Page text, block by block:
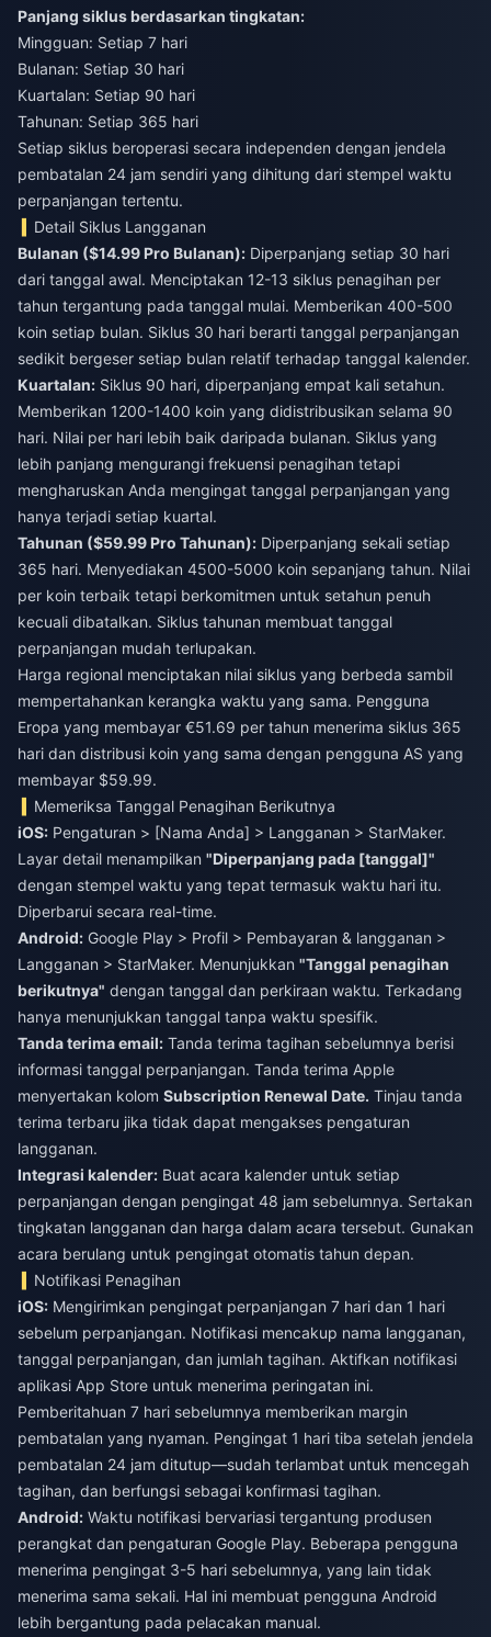
Panjang siklus berdasarkan tingkatan:
Mingguan: Setiap 7 hari
Bulanan: Setiap 30 hari
Kuartalan: Setiap 90 hari
Tahunan: Setiap 365 hari
Setiap siklus beroperasi secara independen dengan jendela
pembatalan 24 jam sendiri yang dihitung dari stempel waktu
perpanjangan tertentu.
Detail Siklus Langganan
Bulanan ($14.99 Pro Bulanan): Diperpanjang setiap 30 hari
dari tanggal awal. Menciptakan 12-13 siklus penagihan per
tahun tergantung pada tanggal mulai. Memberikan 400-500
koin setiap bulan. Siklus 30 hari berarti tanggal perpanjangan
sedikit bergeser setiap bulan relatif terhadap tanggal kalender.
Kuartalan: Siklus 90 hari, diperpanjang empat kali setahun.
Memberikan 1200-1400 koin yang didistribusikan selama 90
hari. Nilai per hari lebih baik daripada bulanan. Siklus yang
lebih panjang mengurangi frekuensi penagihan tetapi
mengharuskan Anda mengingat tanggal perpanjangan yang
hanya terjadi setiap kuartal.
Tahunan ($59.99 Pro Tahunan): Diperpanjang sekali setiap
365 hari. Menyediakan 4500-5000 koin sepanjang tahun. Nilai
per koin terbaik tetapi berkomitmen untuk setahun penuh
kecuali dibatalkan. Siklus tahunan membuat tanggal
perpanjangan mudah terlupakan.
Harga regional menciptakan nilai siklus yang berbeda sambil
mempertahankan kerangka waktu yang sama. Pengguna
Eropa yang membayar €51.69 per tahun menerima siklus 365
hari dan distribusi koin yang sama dengan pengguna AS yang
membayar $59.99.
Memeriksa Tanggal Penagihan Berikutnya
iOS: Pengaturan > [Nama Anda] > Langganan > StarMaker.
Layar detail menampilkan "Diperpanjang pada [tanggal]"
dengan stempel waktu yang tepat termasuk waktu hari itu.
Diperbarui secara real-time.
Android: Google Play > Profil > Pembayaran & langganan >
Langganan > StarMaker. Menunjukkan "Tanggal penagihan
berikutnya" dengan tanggal dan perkiraan waktu. Terkadang
hanya menunjukkan tanggal tanpa waktu spesifik.
Tanda terima email: Tanda terima tagihan sebelumnya berisi
informasi tanggal perpanjangan. Tanda terima Apple
menyertakan kolom Subscription Renewal Date. Tinjau tanda
terima terbaru jika tidak dapat mengakses pengaturan
langganan.
Integrasi kalender: Buat acara kalender untuk setiap
perpanjangan dengan pengingat 48 jam sebelumnya. Sertakan
tingkatan langganan dan harga dalam acara tersebut. Gunakan
acara berulang untuk pengingat otomatis tahun depan.
Notifikasi Penagihan
iOS: Mengirimkan pengingat perpanjangan 7 hari dan 1 hari
sebelum perpanjangan. Notifikasi mencakup nama langganan,
tanggal perpanjangan, dan jumlah tagihan. Aktifkan notifikasi
aplikasi App Store untuk menerima peringatan ini.
Pemberitahuan 7 hari sebelumnya memberikan margin
pembatalan yang nyaman. Pengingat 1 hari tiba setelah jendela
pembatalan 24 jam ditutup—sudah terlambat untuk mencegah
tagihan, dan berfungsi sebagai konfirmasi tagihan.
Android: Waktu notifikasi bervariasi tergantung produsen
perangkat dan pengaturan Google Play. Beberapa pengguna
menerima pengingat 3-5 hari sebelumnya, yang lain tidak
menerima sama sekali. Hal ini membuat pengguna Android
lebih bergantung pada pelacakan manual.